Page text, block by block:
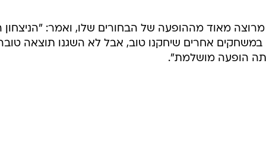
מאוד מההופעה של הבחורים שלו, ואמר: "הניצחון
במשחקים אחרים שיחקנו טוב, אבל לא השגנו תוצאה